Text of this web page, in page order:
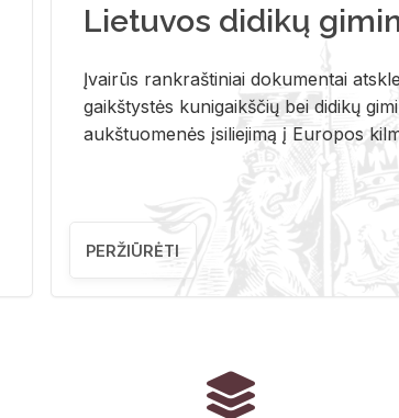
Lietuvos didikų
Įvai­rūs rank­raš­ti­niai do­ku­men­tai
gaikš­tys­tės ku­ni­gaikš­čių bei di­di­kų
aukš­tuo­me­nės įsi­lie­ji­mą į Eu­ro­pos
PERŽIŪRĖTI